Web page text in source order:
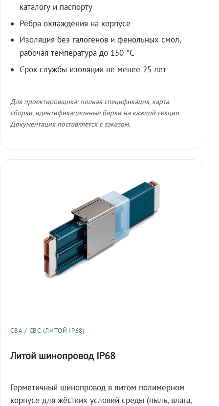
каталогу и паспорту
Рёбра охлаждения на корпусе
Изоляция без галогенов и фенольных смол,
рабочая температура до 150 °C
Срок службы изоляции не менее 25 лет
Для проектировщика: полная спецификация, карта
сборки, идентификационные бирки на каждой секции.
Документация поставляется с заказом.
СВА / СВС (ЛИТОЙ IP68)
Литой шинопровод IP68
Герметичный шинопровод в литом полимерном
корпусе для жёстких условий среды (пыль, влага,